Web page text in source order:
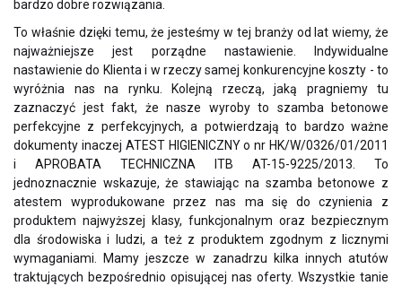
bardzo dobre rozwiązania.
To właśnie dzięki temu, że jesteśmy w tej branży od lat wiemy, że
najważniejsze jest porządne nastawienie. Indywidualne
nastawienie do Klienta i w rzeczy samej konkurencyjne koszty - to
wyróżnia nas na rynku. Kolejną rzeczą, jaką pragniemy tu
zaznaczyć jest fakt, że nasze wyroby to szamba betonowe
perfekcyjne z perfekcyjnych, a potwierdzają to bardzo ważne
dokumenty inaczej ATEST HIGIENICZNY o nr HK/W/0326/01/2011
i APROBATA TECHNICZNA ITB AT-15-9225/2013. To
jednoznacznie wskazuje, że stawiając na szamba betonowe z
atestem wyprodukowane przez nas ma się do czynienia z
produktem najwyższej klasy, funkcjonalnym oraz bezpiecznym
dla środowiska i ludzi, a też z produktem zgodnym z licznymi
wymaganiami. Mamy jeszcze w zanadrzu kilka innych atutów
traktujących bezpośrednio opisującej nas oferty. Wszystkie tanie